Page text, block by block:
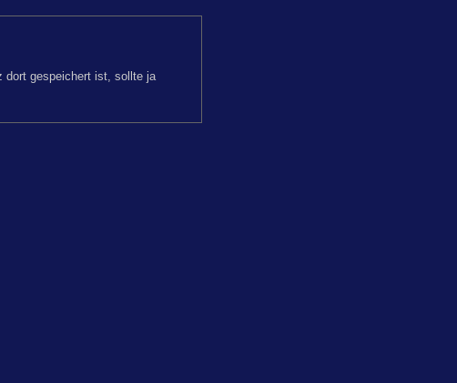
dort gespeichert ist, sollte ja